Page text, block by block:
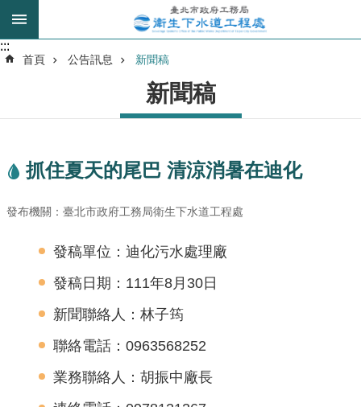
跳到主要內容區塊
進
我
身
是
:::
:::
首頁 公告訊息 新聞稿
新聞稿
抓住夏天的尾巴 清涼消暑在迪化
發布機關：臺北市政府工務局衛生下水道工程處
發稿單位：迪化污水處理廠
發稿日期：111年8月30日
新聞聯絡人：林子筠
聯絡電話：0963568252
業務聯絡人：胡振中廠長